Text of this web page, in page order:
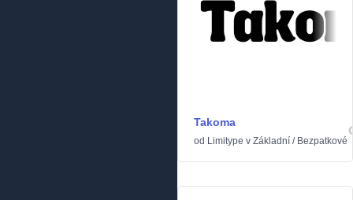
Takoma
od Limitype v Základní / Bezpatkové